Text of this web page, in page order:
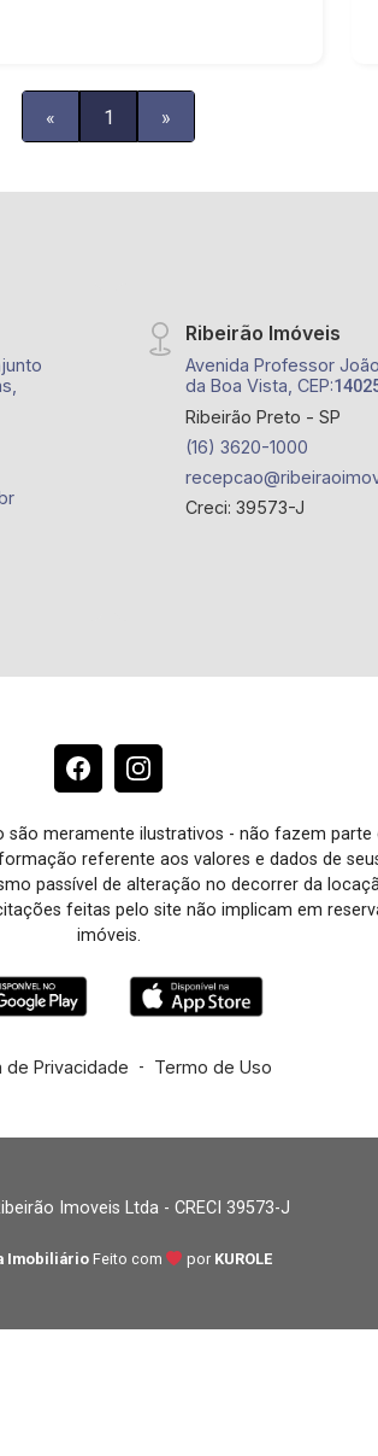
a Rodovia Anhanguera.
« 1 »
Ribeirão Imóveis
Avenida Professor
da Boa Vista, CEP:
Ribeirão Preto - SP
(16) 3620-1000
Creci: 39573-J
meramente ilustrativos - não fazem
referente aos valores e dados de
passível de alteração no decorrer da
feitas pelo site não implicam em
imóveis.
de Privacidade - Termo de Uso
Imoveis Ltda - CRECI 39573-J
ImobiliárioFeito com por KUROLE